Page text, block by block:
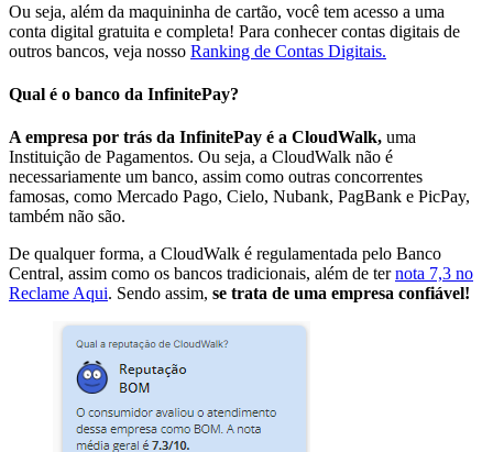
Ou seja, além da maquininha de cartão, você tem acesso a uma
conta digital gratuita e completa! Para conhecer contas digitais de
outros bancos, veja nosso Ranking de Contas Digitais.
Qual é o banco da InfinitePay?
A empresa por trás da InfinitePay é a CloudWalk, uma
Instituição de Pagamentos. Ou seja, a CloudWalk não é
necessariamente um banco, assim como outras concorrentes
famosas, como Mercado Pago, Cielo, Nubank, PagBank e PicPay,
também não são.
De qualquer forma, a CloudWalk é regulamentada pelo Banco
Central, assim como os bancos tradicionais, além de ternota 7,3 no
Reclame Aqui. Sendo assim, se trata de uma empresa confiável!